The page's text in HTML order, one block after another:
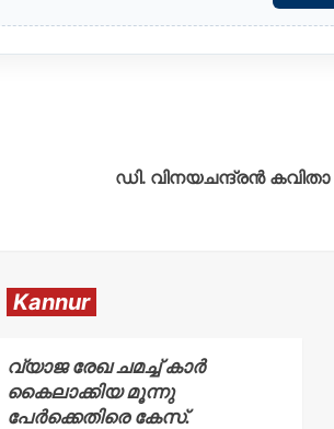
ഡി. വിനയചന്ദ്രൻ
Kannur
വ്യാജ രേഖ ചമച്ച് കാർ
കൈലാക്കിയ മൂന്നു
പേർക്കെതിരെ കേസ്.